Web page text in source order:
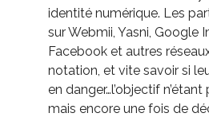
identité numérique. Les
sur Webmii, Yasni, Google
Facebook et autres
notation, et vite savoir si
en danger…l’objectif
mais encore une fois de